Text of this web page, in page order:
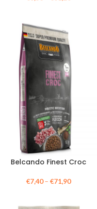
Belcando Finest Croc
€7,40–€71,90